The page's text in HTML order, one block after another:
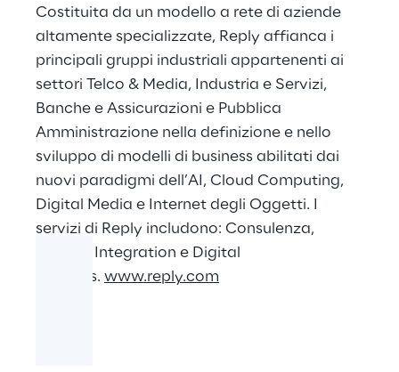
Costituita da un modello a rete di aziende
altamente specializzate, Reply affianca i
principali gruppi industriali appartenenti ai
settori Telco & Media, Industria e Servizi,
Banche e Assicurazioni e Pubblica
Amministrazione nella definizione e nello
sviluppo di modelli di business abilitati dai
nuovi paradigmi dell’AI, Cloud Computing,
Digital Media e Internet degli Oggetti. I
servizi di Reply includono: Consulenza,
System Integration e Digital
Services. www.reply.com